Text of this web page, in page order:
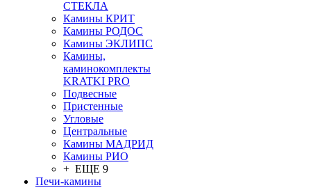
СТЕКЛА
Камины КРИТ
Камины РОДОС
Камины ЭКЛИПС
Камины,
каминокомплекты
KRATKI PRO
Подвесные
Пристенные
Угловые
Центральные
Камины МАДРИД
Камины РИО
+ ЕЩЕ 9
Печи-камины